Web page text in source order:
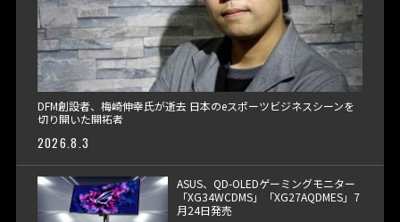
DFM創設者、梅崎伸幸氏が逝去 日本のeスポーツビジネスシーンを
切り開いた開拓者
2026.8.3
ASUS、QD-OLEDゲーミングモニター
「XG34WCDMS」「XG27AQDMES」7
月24日発売